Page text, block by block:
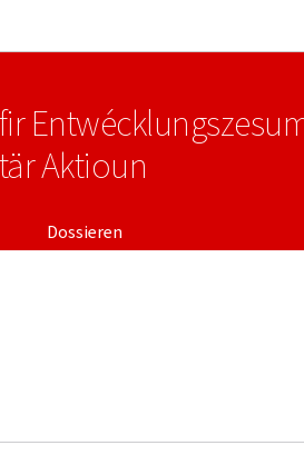
Aktioun
Dossieren